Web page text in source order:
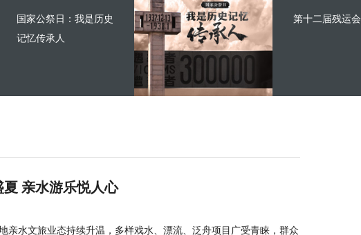
国家公祭日：我是历史
记忆传承人
第十二届残运会
亲水游乐悦人心
亲水文旅业态持续升温，多样戏水、漂流、泛舟项目广受青睐，群众